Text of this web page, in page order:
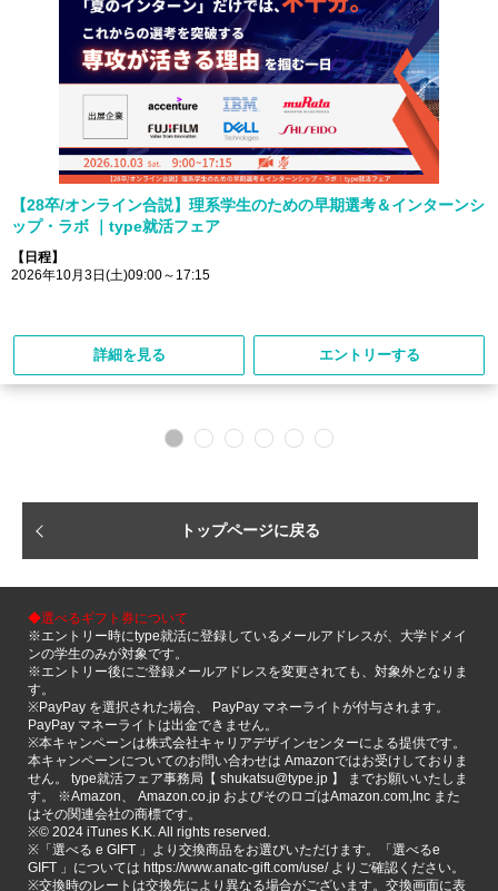
【28卒/オンライン合説】理系学生のための早期選考＆インターンシ
ップ・ラボ ｜type就活フェア
【日程】
2026年10月3日(土)09:00～17:15
詳細を見る エントリーする
トップページに戻る
◆選べるギフト券について
※エントリー時にtype就活に登録しているメールアドレスが、大学ドメイ
ンの学生のみが対象です。
※エントリー後にご登録メールアドレスを変更されても、対象外となりま
す。
※PayPay を選択された場合、 PayPay マネーライトが付与されます。
PayPay マネーライトは出金できません。
※本キャンペーンは株式会社キャリアデザインセンターによる提供です。
本キャンペーンについてのお問い合わせは Amazonではお受けしておりま
せん。 type就活フェア事務局【 shukatsu@type.jp 】 までお願いいたしま
す。 ※Amazon、 Amazon.co.jp およびそのロゴはAmazon.com,Inc また
はその関連会社の商標です。
※©️ 2024 iTunes K.K. All rights reserved.
※「選べる e GIFT 」より交換商品をお選びいただけます。「選べるe
GIFT 」については https://www.anatc-gift.com/use/ よりご確認ください。
※交換時のレートは交換先により異なる場合がございます。交換画面に表